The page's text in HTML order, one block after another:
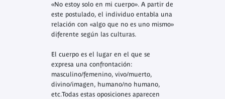
«No estoy solo en mi cuerpo». A partir de
este postulado, el individuo entabla una
relación con «algo que no es uno mismo»
diferente según las culturas.
El cuerpo es el lugar en el que se
expresa una confrontación:
masculino/femenino, vivo/muerto,
divino/imagen, humano/no humano,
etc.Todas estas oposiciones aparecen